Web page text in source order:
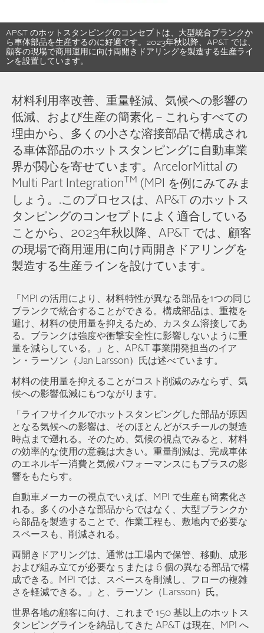
AP&T のホットスタンピングのコンセプトは、大型統合ブランクか
ら車体部品を生産するのに好適です。2023年秋以降、AP&T では、
顧客の現場で商用運用に向け両開きドアリングを製造する生産ライ
ンを設置しています。
材料利用率改善、重量軽減、気候への影響の
低減、および生産の簡素化－これらすべての
理由から、多くの小さな溶接部品で構成され
る車体部品のホットスタンピングに自動車業
界が関心を寄せています。ArcelorMittal の
Multi Part Integration TM (MPI を例にみてみま
しょう。.このプロセスは、AP&T のホットス
タンピングのコンセプトによく適合している
ことから、2023年秋以降、AP&T では、顧客
の現場で商用運用に向け両開きドアリングを
製造する生産ラインを設けています。
「MPI の活用により、材料特性が異なる部品を1つの同じ
ブランクで統合することができる。構成部品は、重複を
避け、材料の使用量を抑えるため、カスタム溶接してあ
る。ブランクは強度や衝撃安全性に影響しないように重
量を減らしている。」と、AP&T 事業開発担当のイア
ン・ラーソン（Jan Larsson）氏は述べています。
材料の使用量を抑えることがコスト削減のみならず、気
候への影響低減にもつながります。
「ライフサイクルでホットスタンピングした部品が原因
となる気候への影響は、そのほとんどがスチールの製造
時点まで遡れる。そのため、気候の視点でみると、材料
の効率的な使用の意義は大きい。重量削減は、完成車体
のエネルギー消費と気候パフォーマンスにもプラスの影
響をもたらす。
自動車メーカーの視点でいえば、MPI で生産も簡素化さ
れる。多くの小さな部品からではなく、大型ブランクか
ら部品を製造することで、作業工程も、敷地内で必要な
スペースも、削減される。
両開きドアリングは、通常は工場内で保管、移動、成形
および組み立てが必要な 5 または 6 個の異なる部品で構
成できる。MPI では、スペースを削減し、フローの複雑
さを軽減できる。」と、ラーソン（Larsson）氏。
世界各地の顧客に向け、これまで 150 基以上のホットス
タンピングラインを納品してきた AP&T は現在、MPI へ